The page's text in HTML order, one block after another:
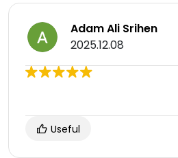
Adam Ali Srihen
2025.12.08
Useful